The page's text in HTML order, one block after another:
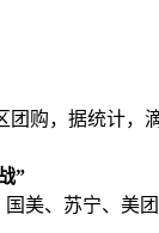
购，据统计
”
美、苏宁、美